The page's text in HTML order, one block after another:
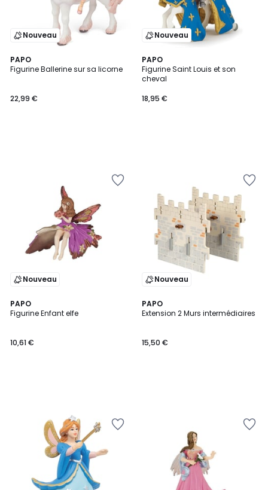
Nouveau
PAPO
Figurine Ballerine sur sa licorne
22,99 €
Nouveau
PAPO
Figurine Saint Louis et son
cheval
18,95 €
Nouveau
PAPO
Figurine Enfant elfe
10,61 €
Nouveau
PAPO
Extension 2 Murs intermédiaires
15,50 €